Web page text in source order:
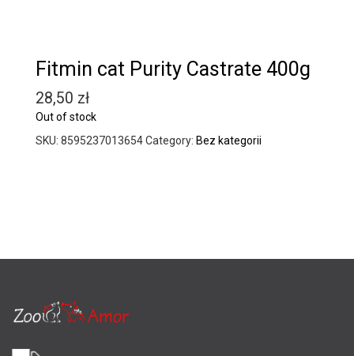
Fitmin cat Purity Castrate 400g
28,50 zł
Out of stock
SKU: 8595237013654Category: Bez kategorii